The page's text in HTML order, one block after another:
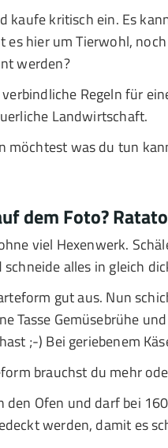
kaufe kritisch ein. Es
es hier um Tierwohl,
werden?
Regeln für
Landwirtschaft.
möchtest was du tun
dem Foto?
viel Hexenwerk.
alles in gleich
gut aus. Nun
Tasse Gemüsebrühe
;-) Bei geriebenem
brauchst du mehr
den Ofen und darf bei
werden, damit es